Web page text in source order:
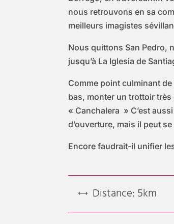
nous retrouvons en sa
meilleurs imagistes
Nous quittons San Pedro,
jusqu’à La Iglesia de
Comme point culminant
bas, monter un trottoir très
« Canchalera » C’est
d’ouverture, mais il peut
Encore faudrait-il unifier
, Distance: 5km